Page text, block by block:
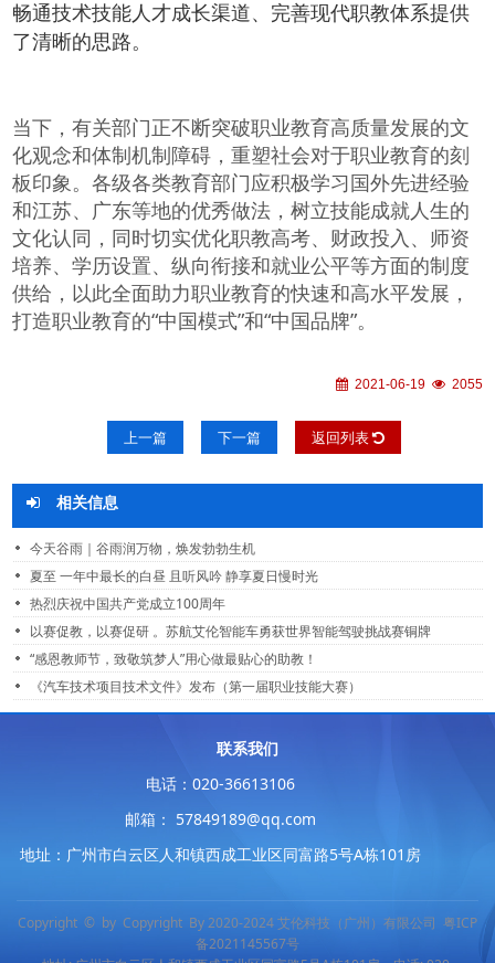
畅通技术技能人才成长渠道、完善现代职教体系提供
了清晰的思路。
当下，有关部门正不断突破职业教育高质量发展的文
化观念和体制机制障碍，重塑社会对于职业教育的刻
板印象。各级各类教育部门应积极学习国外先进经验
和江苏、广东等地的优秀做法，树立技能成就人生的
文化认同，同时切实优化职教高考、财政投入、师资
培养、学历设置、纵向衔接和就业公平等方面的制度
供给，以此全面助力职业教育的快速和高水平发展，
打造职业教育的“中国模式”和“中国品牌”。
2021-06-19 2055
上一篇 下一篇 返回列表
相关信息
今天谷雨｜谷雨润万物，焕发勃勃生机
夏至 一年中最长的白昼 且听风吟 静享夏日慢时光
热烈庆祝中国共产党成立100周年
以赛促教，以赛促研 。苏航艾伦智能车勇获世界智能驾驶挑战赛铜牌
“感恩教师节，致敬筑梦人”用心做最贴心的助教！
《汽车技术项目技术文件》发布（第一届职业技能大赛）
联系我们
电话：020-36613106
邮箱： 57849189@qq.com
地址：广州市白云区人和镇西成工业区同富路5号A栋101房
Copyright © by Copyright By 2020-2024 艾伦科技（广州）有限公司 粤ICP
备2021145567号